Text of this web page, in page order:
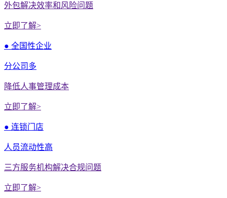
外包解决效率和风险问题
立即了解>
● 全国性企业
分公司多
降低人事管理成本
立即了解>
● 连锁门店
人员流动性高
三方服务机构解决合规问题
立即了解>